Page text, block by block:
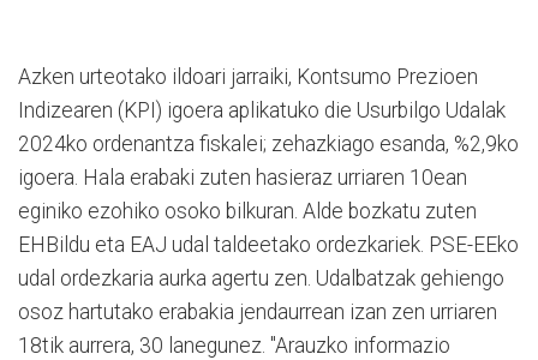
Azken urteotako ildoari jarraiki, Kontsumo Prezioen
Indizearen (KPI) igoera aplikatuko die Usurbilgo Udalak
2024ko ordenantza fiskalei; zehazkiago esanda, %2,9ko
igoera. Hala erabaki zuten hasieraz urriaren 10ean
eginiko ezohiko osoko bilkuran. Alde bozkatu zuten
EHBildu eta EAJ udal taldeetako ordezkariek. PSE-EEko
udal ordezkaria aurka agertu zen. Udalbatzak gehiengo
osoz hartutako erabakia jendaurrean izan zen urriaren
18tik aurrera, 30 lanegunez. "Arauzko informazio